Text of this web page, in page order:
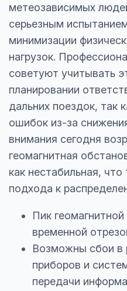
метеозависимых
серьезным
минимизации
нагрузок.
советуют учитывать
планировании
дальних поездок, так
ошибок из-за
внимания сегодня
геомагнитная
как нестабильная,
подхода к
Пик
временной
Возможны сбои в
приборов и
передачи